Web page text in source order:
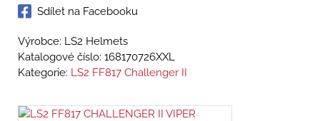
Sdílet na Facebooku
Výrobce: LS2 Helmets
Katalogové číslo: 168170726XXL
Kategorie: LS2 FF817 Challenger II